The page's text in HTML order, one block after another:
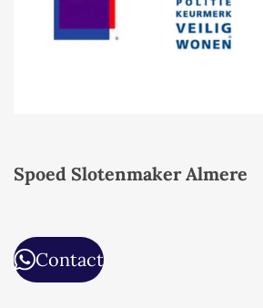
Spoed Slotenmaker Almere
Contact